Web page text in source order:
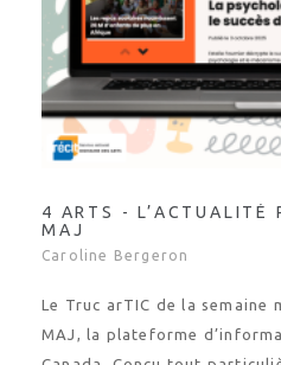
4 ARTS - L’ACTUALITÉ
MAJ
Caroline Bergeron
Le Truc arTIC de la semaine
MAJ, la plateforme